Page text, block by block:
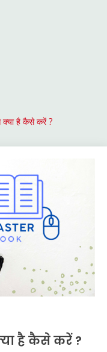
क्या है कैसे करें ?
है कैसे करें ?